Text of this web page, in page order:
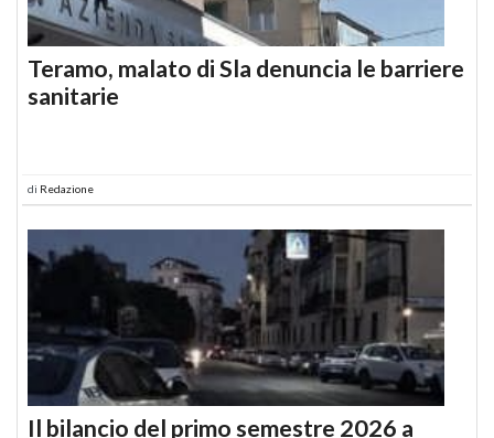
Teramo, malato di Sla denuncia le barriere
sanitarie
di Redazione
Il bilancio del primo semestre 2026 a